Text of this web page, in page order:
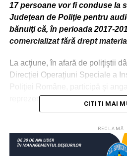
17 persoane vor fi conduse la
Judeţean de Poliţie pentru
bănuiţi că, în perioada 2017-
comercializat fără drept
La acţiune, în afară de poliţiştii
Direcţiei Operaţiuni Speciale a
reprezentanţi ai Gărzii Forestiere
HOŢI
SOCIAL
CITITI MAI
RECLAMĂ